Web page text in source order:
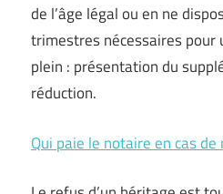
de l’âge légal ou en ne
trimestres nécessaires pour
plein : présentation du
réduction.
Qui paie le notaire en cas